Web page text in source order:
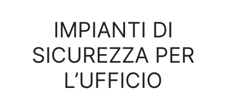
IMPIANTI DI
SICUREZZA PER
L’UFFICIO